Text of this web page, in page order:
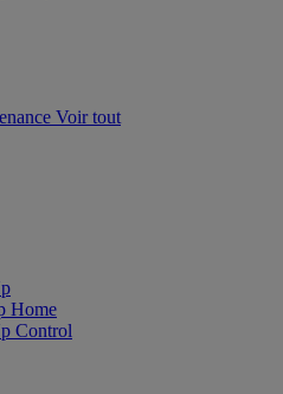
Voir tout
Home
Control